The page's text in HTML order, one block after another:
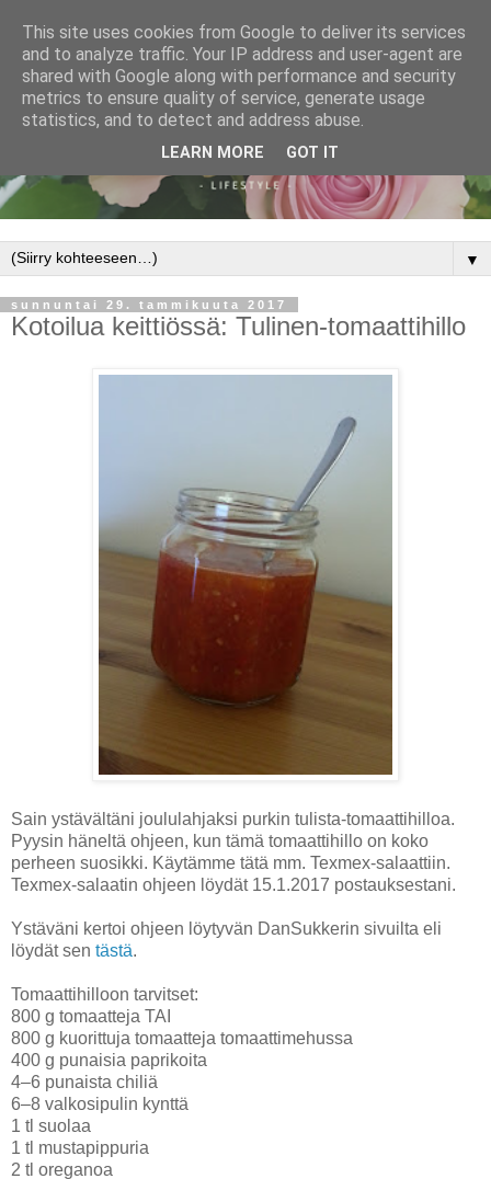
▼
sunnuntai 29. tammikuuta 2017
Kotoilua keittiössä: Tulinen-tomaattihillo
Sain ystävältäni joululahjaksi purkin tulista-tomaattihilloa.
Pyysin häneltä ohjeen, kun tämä tomaattihillo on koko
perheen suosikki. Käytämme tätä mm. Texmex-salaattiin.
Texmex-salaatin ohjeen löydät 15.1.2017 postauksestani.
Ystäväni kertoi ohjeen löytyvän DanSukkerin sivuilta eli
löydät sen tästä.
Tomaattihilloon tarvitset:
800 g tomaatteja TAI
800 g kuorittuja tomaatteja tomaattimehussa
400 g punaisia paprikoita
4–6 punaista chiliä
6–8 valkosipulin kynttä
1 tl suolaa
1 tl mustapippuria
2 tl oreganoa
This site uses cookies from Google to deliver its services
and to analyze traffic. Your IP address and user-agent are
shared with Google along with performance and security
metrics to ensure quality of service, generate usage
statistics, and to detect and address abuse.
LEARN MORE GOT IT